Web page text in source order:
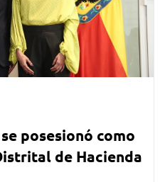
posesionó como
de Hacienda